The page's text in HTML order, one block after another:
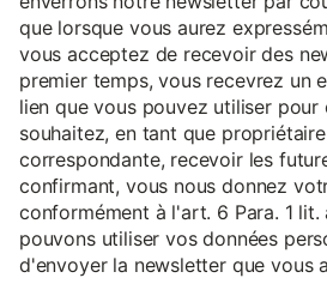
que lorsque vous aurez
vous acceptez de recevoir des
premier temps, vous recevrez un
lien que vous pouvez utiliser
souhaitez, en tant que
correspondante, recevoir les
confirmant, vous nous donnez
conformément à l'art. 6 Para. 1 lit.
pouvons utiliser vos données
d'envoyer la newsletter que vous